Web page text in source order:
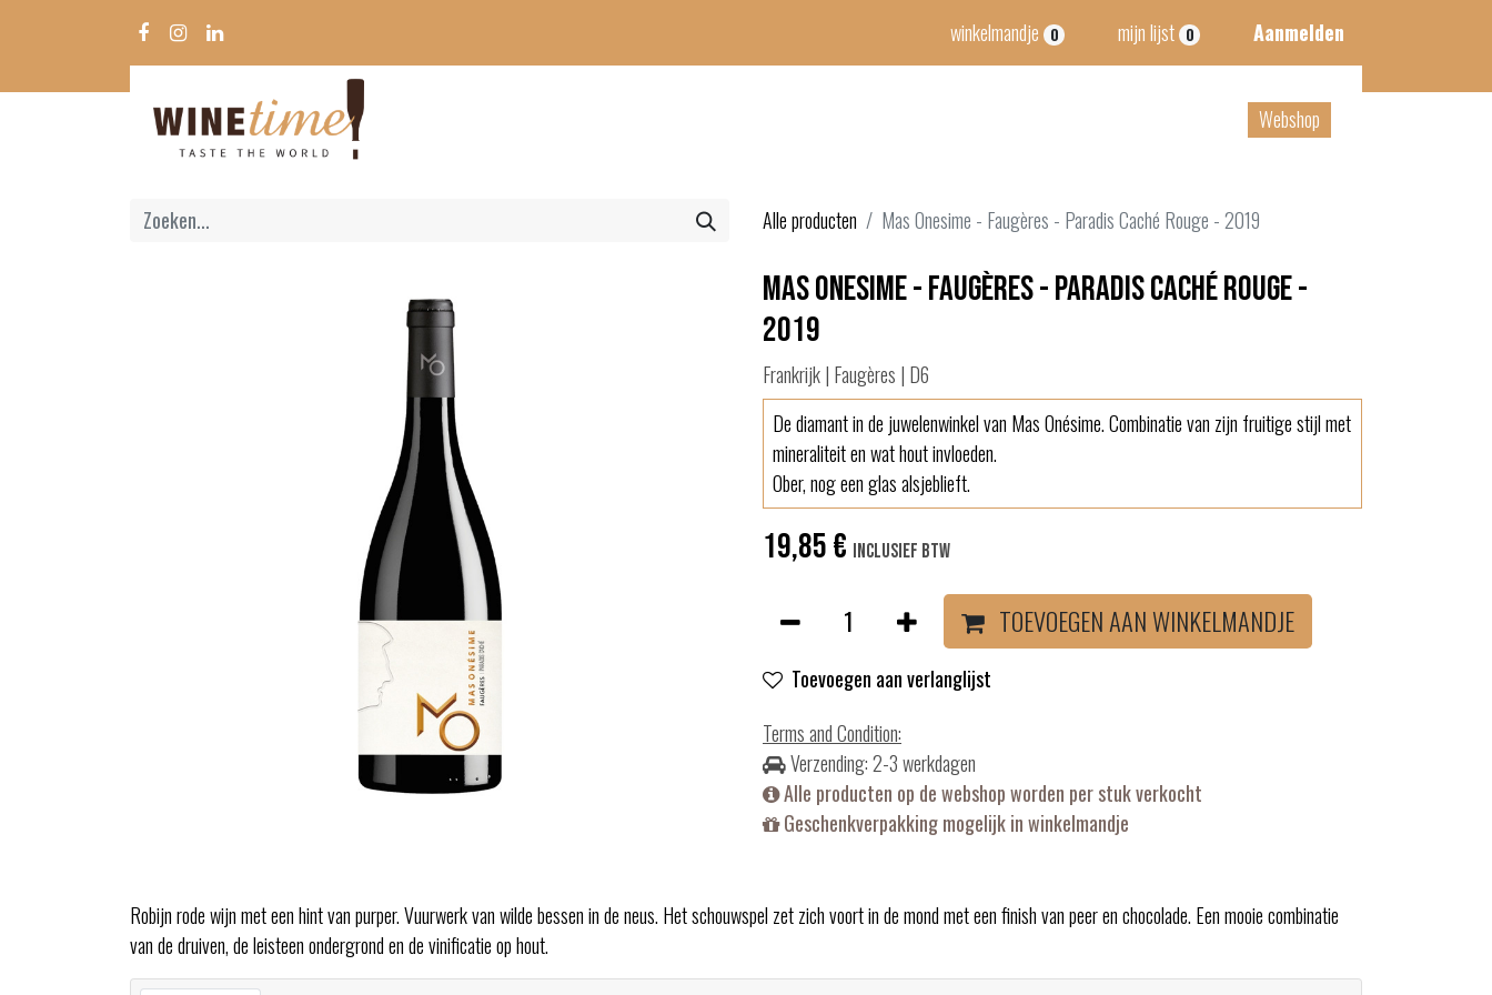
winkelmandje 0 mijn lijst 0 Aanmelden
Webshop
Alle producten Mas Onesime - Faugères - Paradis Caché Rouge - 2019
Mas Onesime - Faugères - Paradis Caché Rouge -
2019
Frankrijk | Faugères | D6
De diamant in de juwelenwinkel van Mas Onésime. Combinatie van zijn fruitige stijl met
mineraliteit en wat hout invloeden.
Ober, nog een glas alsjeblieft.
19,85€ Inclusief btw
TOEVOEGEN AAN WINKELMANDJE
Toevoegen aan verlanglijst
Terms and Condition:
Verzending: 2-3 werkdagen
Alle producten op de webshop worden per stuk verkocht
Geschenkverpakking mogelijk in winkelmandje
Robijn rode wijn met een hint van purper. Vuurwerk van wilde bessen in de neus. Het schouwspel zet zich voort in de mond met een finish van peer en chocolade. Een mooie combinatie
van de druiven, de leisteen ondergrond en de vinificatie op hout.